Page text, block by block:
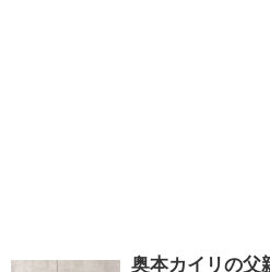
奥本カイリの父